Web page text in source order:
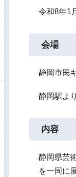
令和8年1
会場
静岡市民
静岡駅よ
内容
静岡県芸
を一同に